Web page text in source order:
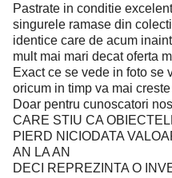
Pastrate in conditie
singurele ramase din
identice care de acum
mult mai mari decat oferta
Exact ce se vede in foto se
oricum in timp va mai
Doar pentru cunoscatori
CARE STIU CA
PIERD NICIODATA
AN LA AN
DECI REPREZINTA O